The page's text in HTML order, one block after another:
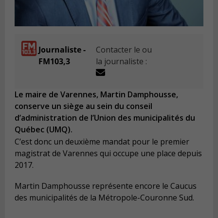
Journaliste -
FM103,3
Contacter le ou
la journaliste :
Le maire de Varennes, Martin Damphousse,
conserve un siège au sein du conseil
d’administration de l’Union des municipalités du
Québec (UMQ).
C’est donc un deuxième mandat pour le premier
magistrat de Varennes qui occupe une place depuis
2017.
Martin Damphousse représente encore le Caucus
des municipalités de la Métropole-Couronne Sud.